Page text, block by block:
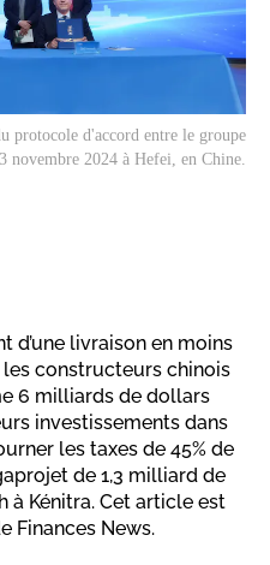
protocole d'accord entre le groupe
novembre 2024 à Hefei, en Chine.
d’une livraison en moins
les constructeurs chinois
6 milliards de dollars
investissements dans
les taxes de 45% de
de 1,3 milliard de
à Kénitra. Cet article est
Finances News.